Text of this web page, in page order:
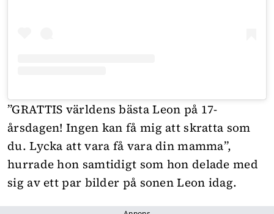
”GRATTIS världens bästa Leon på 17-
årsdagen! Ingen kan få mig att skratta som
du. Lycka att vara få vara din mamma”,
hurrade hon samtidigt som hon delade med
sig av ett par bilder på sonen Leon idag.